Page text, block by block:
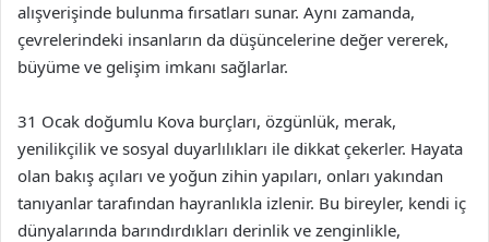
alışverişinde bulunma fırsatları sunar. Aynı zamanda,
çevrelerindeki insanların da düşüncelerine değer vererek,
büyüme ve gelişim imkanı sağlarlar.
31 Ocak doğumlu Kova burçları, özgünlük, merak,
yenilikçilik ve sosyal duyarlılıkları ile dikkat çekerler. Hayata
olan bakış açıları ve yoğun zihin yapıları, onları yakından
tanıyanlar tarafından hayranlıkla izlenir. Bu bireyler, kendi iç
dünyalarında barındırdıkları derinlik ve zenginlikle,